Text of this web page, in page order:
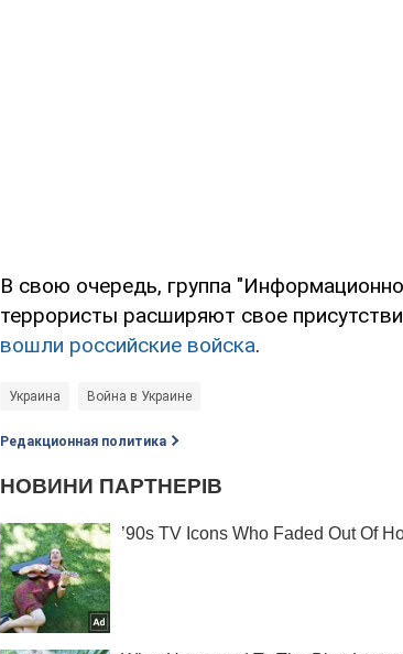
В свою очередь, группа
террористы расширяют свое
вошли российские войска.
Украина Война в Украине
Редакционная политика